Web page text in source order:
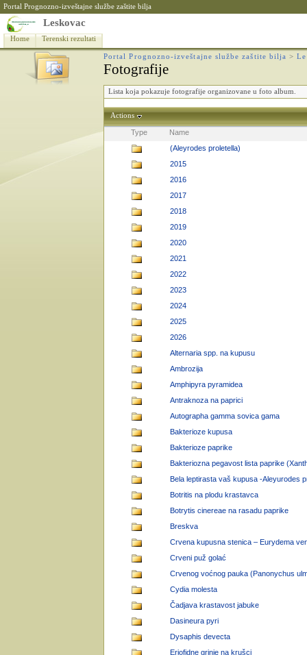
Portal Prognozno-izveštajne službe zaštite bilja
Leskovac
Home Terenski rezultati
Portal Prognozno-izveštajne službe zaštite bilja >
Fotografije
Lista koja pokazuje fotografije organizovane u foto album.
Actions
Type
Name
(Aleyrodes proletella)
2015
2016
2017
2018
2019
2020
2021
2022
2023
2024
2025
2026
Alternaria spp. na kupusu
Ambrozija
Amphipyra pyramidea
Antraknoza na paprici
Autographa gamma sovica gama
Bakterioze kupusa
Bakterioze paprike
Bakteriozna pegavost lista paprike
Bela leptirasta vaš kupusa -Aleyurodes
Botritis na plodu krastavca
Botrytis cinereae na rasadu paprike
Breskva
Crvena kupusna stenica – Eurydema
Crveni puž golać
Crvenog voćnog pauka (Panonychus
Cydia molesta
Čadjava krastavost jabuke
Dasineura pyri
Dysaphis devecta
Eriofidne grinje na krušci